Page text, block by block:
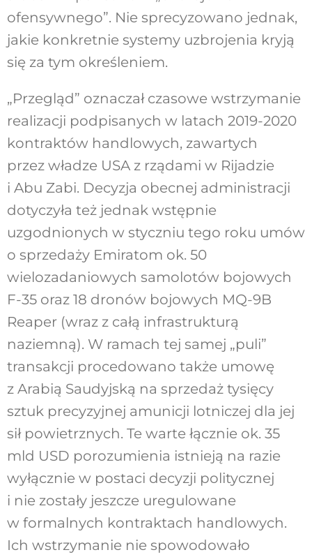
ofensywnego”. Nie sprecyzowano jednak,
jakie konkretnie systemy uzbrojenia kryją
się za tym określeniem.
„Przegląd” oznaczał czasowe wstrzymanie
realizacji podpisanych w latach 2019-2020
kontraktów handlowych, zawartych
przez władze USA z rządami w Rijadzie
i Abu Zabi. Decyzja obecnej administracji
dotyczyła też jednak wstępnie
uzgodnionych w styczniu tego roku umów
o sprzedaży Emiratom ok. 50
wielozadaniowych samolotów bojowych
F-35 oraz 18 dronów bojowych MQ-9B
Reaper (wraz z całą infrastrukturą
naziemną). W ramach tej samej „puli”
transakcji procedowano także umowę
z Arabią Saudyjską na sprzedaż tysięcy
sztuk precyzyjnej amunicji lotniczej dla jej
sił powietrznych. Te warte łącznie ok. 35
mld USD porozumienia istnieją na razie
wyłącznie w postaci decyzji politycznej
i nie zostały jeszcze uregulowane
w formalnych kontraktach handlowych.
Ich wstrzymanie nie spowodowało